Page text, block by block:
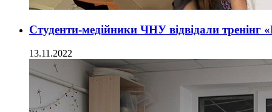
Студенти-медійники ЧНУ відвідали тренінг
13.11.2022